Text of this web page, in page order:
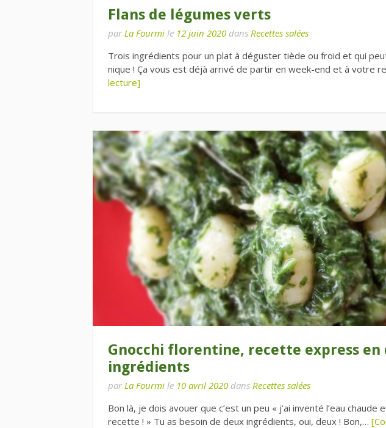
Flans de légumes verts
par La Fourmi le 12 juin 2020 dans Recettes salées
Trois ingrédients pour un plat à déguster tiède ou froid et qui
nique ! Ça vous est déjà arrivé de partir en week-end et à votre
lecture]
Gnocchi florentine, recette express en
ingrédients
par La Fourmi le 10 avril 2020 dans Recettes salées
Bon là, je dois avouer que c’est un peu « j’ai inventé l’eau chaude
recette ! » Tu as besoin de deux ingrédients, oui, deux ! Bon,…